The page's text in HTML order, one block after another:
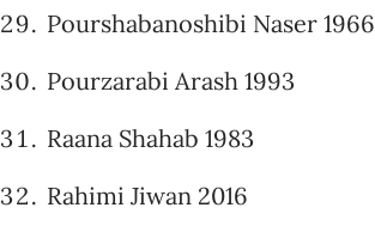
Pourshabanoshibi Naser 1966
Pourzarabi Arash 1993
Raana Shahab 1983
Rahimi Jiwan 2016